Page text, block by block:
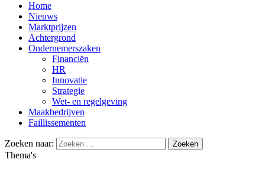
Home
Nieuws
Marktprijzen
Achtergrond
Ondernemerszaken
Financiën
HR
Innovatie
Strategie
Wet- en regelgeving
Maakbedrijven
Faillissementen
Zoeken naar:
Thema's